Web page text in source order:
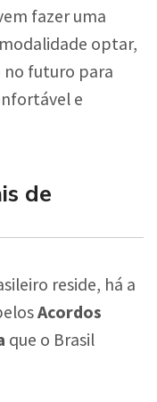
fazer uma
optar,
no futuro para
e
de
reside, há a
Acordos
que o Brasil